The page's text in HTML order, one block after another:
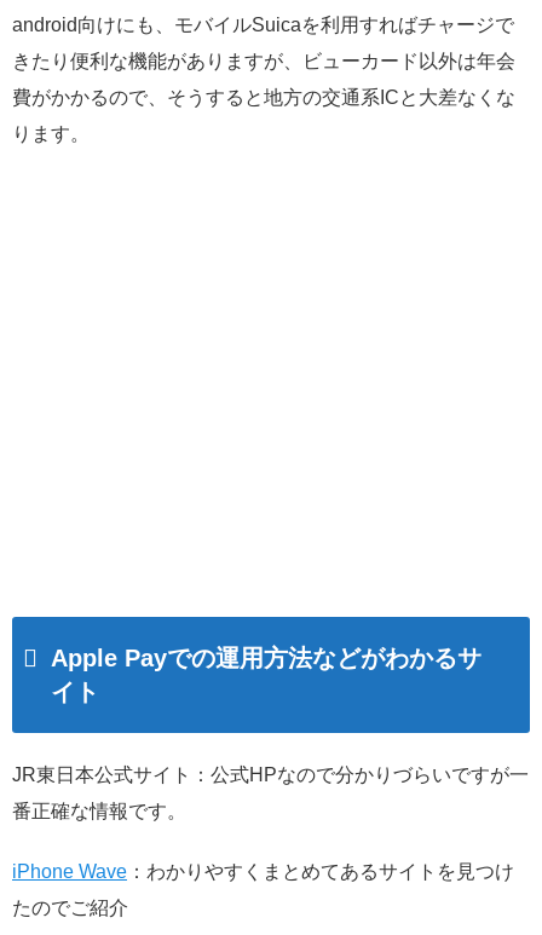
android向けにも、モバイルSuicaを利用すればチャージで
きたり便利な機能がありますが、ビューカード以外は年会
費がかかるので、そうすると地方の交通系ICと大差なくな
ります。
Apple Payでの運用方法などがわかるサ
イト
JR東日本公式サイト：公式HPなので分かりづらいですが一
番正確な情報です。
iPhone Wave ：わかりやすくまとめてあるサイトを見つけ
たのでご紹介